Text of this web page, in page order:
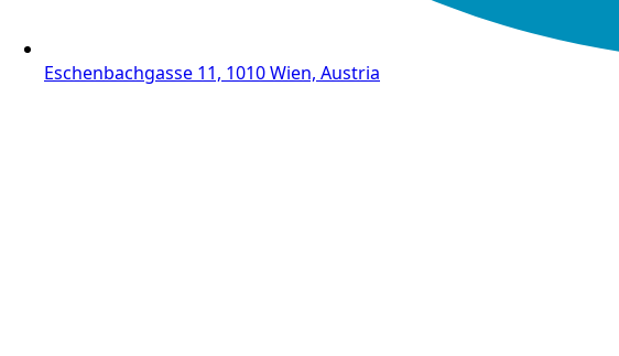
Eschenbachgasse 11, 1010 Wien, Austria